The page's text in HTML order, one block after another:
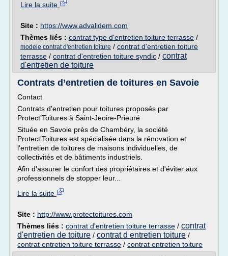
Lire la suite
Site : https://www.advalidem.com
Thèmes liés : contrat type d'entretien toiture terrasse /
modele contrat d'entretien toiture / contrat d'entretien toiture
terrasse / contrat d'entretien toiture syndic / contrat
d'entretien de toiture
Contrats d’entretien de toitures en Savoie
Contact
Contrats d'entretien pour toitures proposés par
Protect'Toitures à Saint-Jeoire-Prieuré
Située en Savoie près de Chambéry, la société
Protect'Toitures est spécialisée dans la rénovation et
l'entretien de toitures de maisons individuelles, de
collectivités et de bâtiments industriels.
Afin d'assurer le confort des propriétaires et d'éviter aux
professionnels de stopper leur...
Lire la suite
Site : http://www.protectoitures.com
Thèmes liés : contrat d'entretien toiture terrasse / contrat
d'entretien de toiture / contrat d entretien toiture /
contrat entretien toiture terrasse / contrat entretien toiture